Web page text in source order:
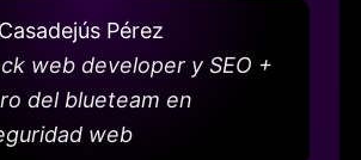
Pérez
web developer y SEO +
del blueteam en
web